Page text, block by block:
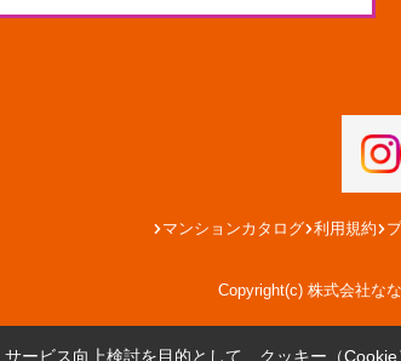
マンションカタログ 利用規約
Copyright(c) 株式会社な
ービス向上検討を目的として、クッキー（Cookie